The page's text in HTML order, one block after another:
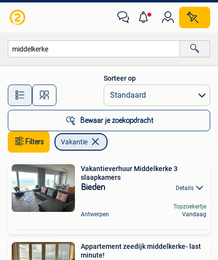
Alle afstanden…
Sorteer op
Bewaar je zoekopdracht
Filters Vakantie
Vakantieverhuur Middelkerke 3
slaapkamers
Bieden Details
Antwerpen
Topzoekertje
Vandaag
Appartement zeedijk middelkerke- last
minute!